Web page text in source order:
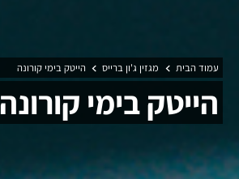
עמוד הבית מגזין ג'ון ברייס הייטק בימי קורונה
הייטק בימי קורונה